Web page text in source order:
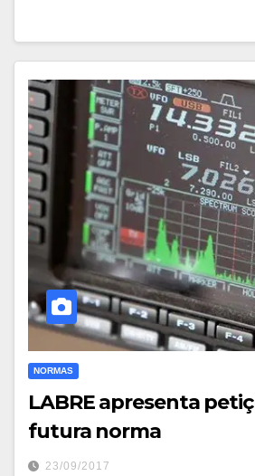
NORMAS
LABRE apresenta
futura norma
23/09/2017